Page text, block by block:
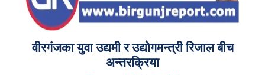
वीरगंजका युवा उद्यमी र उद्योगमन्त्री रिजाल बीच
अन्तरक्रिया